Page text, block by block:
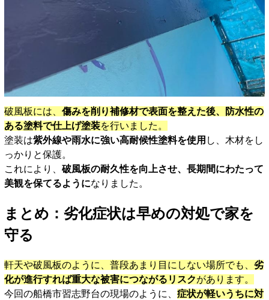
破風板には、 傷みを削り補修材で表面を整えた後、防水性の
ある塗料で仕上げ塗装を行いました。
塗装は紫外線や雨水に強い高耐候性塗料を使用 し、木材をし
っかりと保護。
これにより、 破風板の耐久性を向上させ、長期間にわたって
美観を保てるようになりました。
まとめ：劣化症状は早めの対処で家を
守る
軒天や破風板のように、普段あまり目にしない場所でも、 劣
化が進行すれば重大な被害につながるリスクがあります。
今回の船橋市習志野台の現場のように、 症状が軽いうちに対